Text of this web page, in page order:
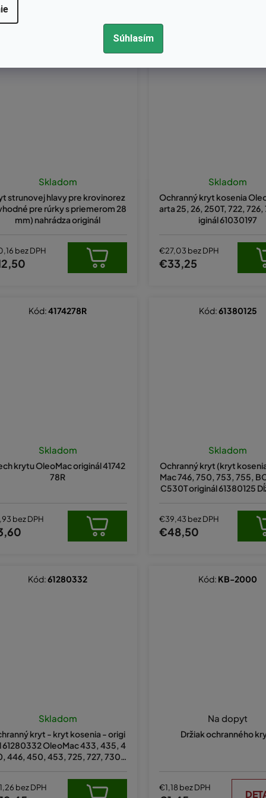
Súhlasím
strunovej hlavy pre krovinorez
pre rúrky s priemerom 28
mm) nahrádza originál
Skladom
bez DPH
Ochranný kryt kosenia
arta 25, 26, 250T, 722, 726,
iginál 61030197
Skladom
€27,03 bez DPH
€33,25
krytu OleoMac originál 41742
78R
Skladom
bez DPH
Kód:4174278R
Ochranný kryt (kryt
Mac 746, 750, 753, 755,
C530T originál 61380125
Skladom
€39,43 bez DPH
€48,50
Kód:61380125
kryt - kryt kosenia - origi
61280332 OleoMac 433, 435, 4
446, 450, 453, 725, 727, 730,
Skladom
bez DPH
Kód:61280332
Držiak ochranného
Na dopyt
€1,18 bez DPH
Kód: KB-2000